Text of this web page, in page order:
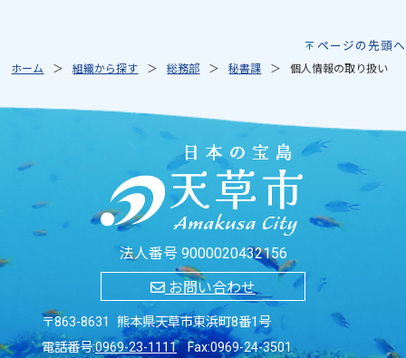
ページの先頭へ
ホーム 組織から探す 総務部 秘書課 個人情報の取り扱い
法人番号 9000020432156
お問い合わせ
〒863-8631 熊本県天草市東浜町8番1号
電話番号:0969-23-1111Fax:0969-24-3501